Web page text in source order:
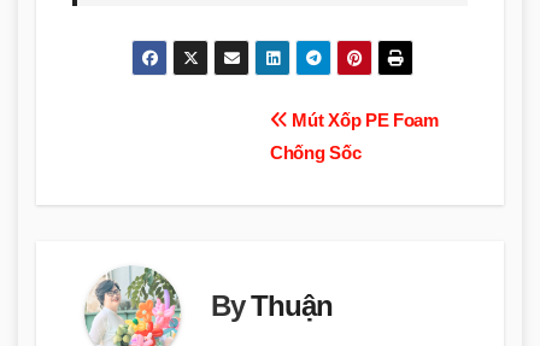
viết
Mút Xốp PE Foam
Chống Sốc
ByThuận